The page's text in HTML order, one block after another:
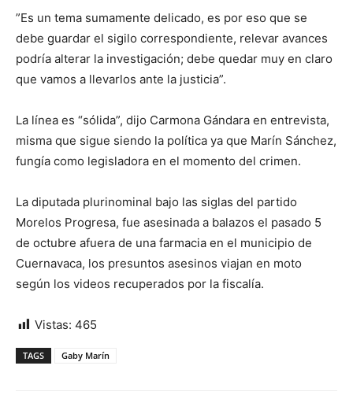
”Es un tema sumamente delicado, es por eso que se
debe guardar el sigilo correspondiente, relevar avances
podría alterar la investigación; debe quedar muy en claro
que vamos a llevarlos ante la justicia”.
La línea es “sólida”, dijo Carmona Gándara en entrevista,
misma que sigue siendo la política ya que Marín Sánchez,
fungía como legisladora en el momento del crimen.
La diputada plurinominal bajo las siglas del partido
Morelos Progresa, fue asesinada a balazos el pasado 5
de octubre afuera de una farmacia en el municipio de
Cuernavaca, los presuntos asesinos viajan en moto
según los videos recuperados por la fiscalía.
Vistas: 465
TAGS Gaby Marín